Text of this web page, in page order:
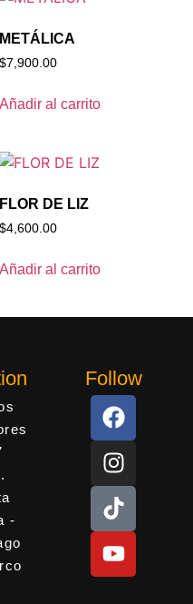
METÁLICA
$7,900.00
Añadir al carrito
FLOR DE LIZ
$4,600.00
Añadir al carrito
-
Follow